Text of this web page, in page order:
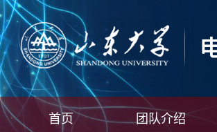
首页 团队介绍